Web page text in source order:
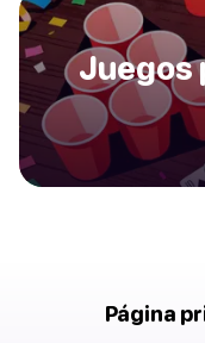
Juegos
Página